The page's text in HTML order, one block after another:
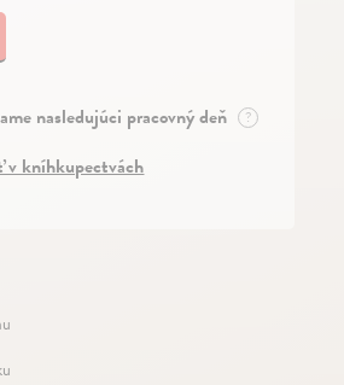
nasledujúci pracovný deň ?
v kníhkupectvách